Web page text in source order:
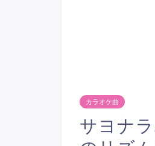
カラオケ曲
サヨナ